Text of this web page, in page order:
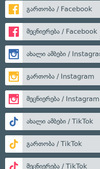
გართობა / Facebook
მეცნიერება / Facebook
ახალი ამბები /
გართობა / Instagram
მეცნიერება / Instagram
ახალი ამბები / TikTok
გართობა / TikTok
მეცნიერება / TikTok